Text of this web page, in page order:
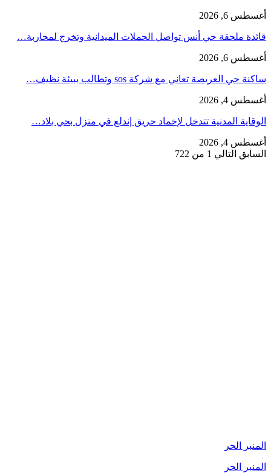
أغسطس 6, 2026
قائدة ملحقة حي أنس تواصل الحملات الميدانية وتخرج لمحاربة…
أغسطس 6, 2026
ساكنة حي العريصة تعاني مع شركة sos وتطالب ببيئة نظيف…
أغسطس 4, 2026
الوقاية المدنية تتدخل لإخماد حريق إندلع في منزل بحي بلاد…
أغسطس 4, 2026
السابق التالي 1 من 722
المنبر الحر
المنبر الحر